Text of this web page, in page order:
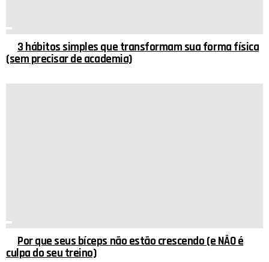
3 hábitos simples que transformam sua forma física
(sem precisar de academia)
Por que seus bíceps não estão crescendo (e NÃO é
culpa do seu treino)